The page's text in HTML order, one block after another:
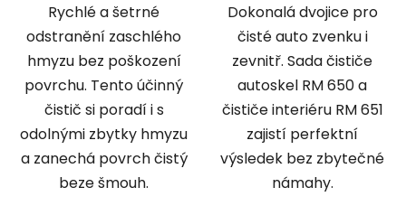
Rychlé a šetrné
odstranění zaschlého
hmyzu bez poškození
povrchu. Tento účinný
čistič si poradí i s
odolnými zbytky hmyzu
a zanechá povrch čistý
beze šmouh.
Dokonalá dvojice pro
čisté auto zvenku i
zevnitř. Sada čističe
autoskel RM 650 a
čističe interiéru RM 651
zajistí perfektní
výsledek bez zbytečné
námahy.